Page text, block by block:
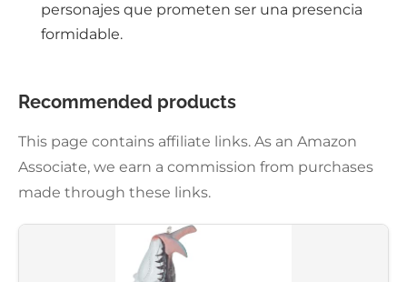
personajes que prometen ser una presencia
formidable.
Recommended products
This page contains affiliate links. As an Amazon
Associate, we earn a commission from purchases
made through these links.